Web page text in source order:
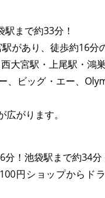
まで約33分！
があり、徒歩約16分
大宮駅・上尾駅・鴻
、ビッグ・エー、
がります。
！池袋駅まで約34分
円ショップからド